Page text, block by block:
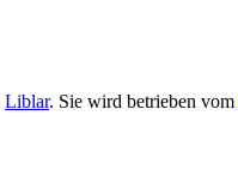
Liblar. Sie wird betrieben vom